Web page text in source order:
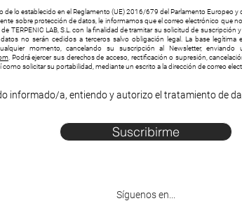
de lo establecido en el Reglamento (UE) 2016/679 del Parlamento Europeo y
sobre protección de datos, le informamos que el correo electrónico que
TERPENIC LAB, S.L. con la finalidad de tramitar su solicitud de suscripción
datos no serán cedidos a terceros salvo obligación legal. La base
momento, cancelando su suscripción al Newsletter,
. Podrá ejercer sus derechos de acceso, rectificación o supresión,
como solicitar su portabilidad, mediante un escrito a la dirección de correo
informado/a, entiendo y autorizo el tratamiento de
Suscribirme
Síguenos en...